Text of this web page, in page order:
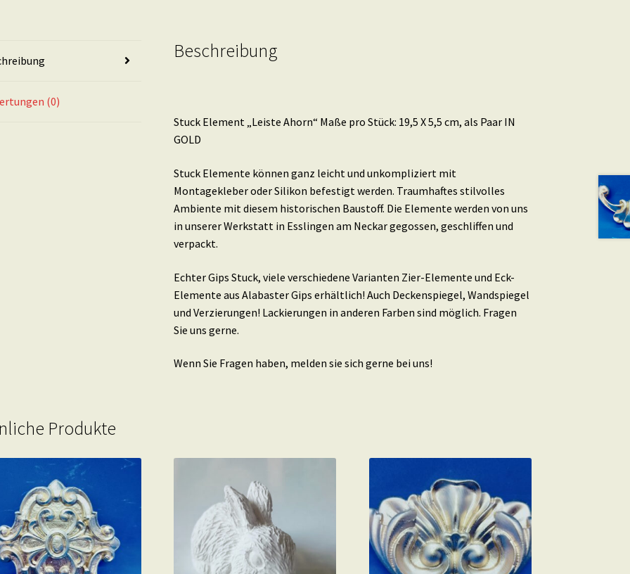
5,5
GOLD
(0)
Beschreibung
Stuck Element „Leiste Ahorn“ Maße pro Stück: 19,5 X 5,5 cm, als Paar IN
GOLD
Stuck Elemente können ganz leicht und unkompliziert mit
Montagekleber oder Silikon befestigt werden. Traumhaftes stilvolles
Ambiente mit diesem historischen Baustoff. Die Elemente werden von uns
in unserer Werkstatt in Esslingen am Neckar gegossen, geschliffen und
verpackt.
Echter Gips Stuck, viele verschiedene Varianten Zier-Elemente und Eck-
Elemente aus Alabaster Gips erhältlich! Auch Deckenspiegel, Wandspiegel
und Verzierungen! Lackierungen in anderen Farben sind möglich. Fragen
Sie uns gerne.
Wenn Sie Fragen haben, melden sie sich gerne bei uns!
Produkte